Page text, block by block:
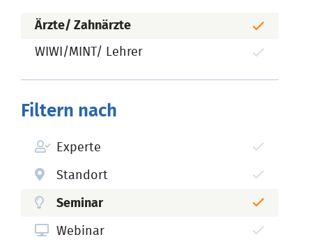
Ärzte/ Zahnärzte
WIWI/MINT/ Lehrer
Filtern nach
Experte
Standort
Seminar
Webinar